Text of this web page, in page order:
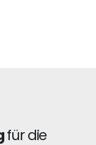
für die